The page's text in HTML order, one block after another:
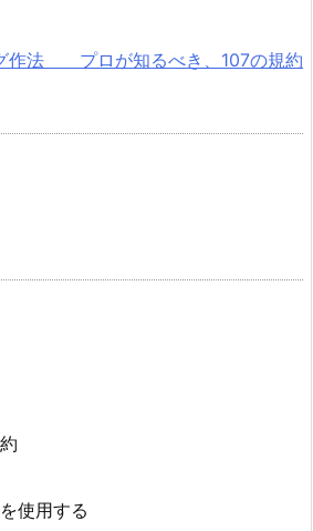
作法 プロが知るべき、107の規約
使用する